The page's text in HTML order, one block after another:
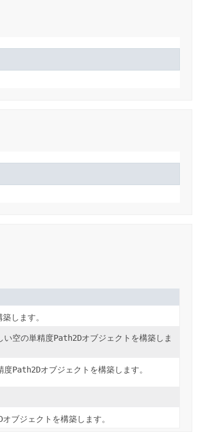
します。
い空の単精度Path2Dオブジェクトを構築しま
度Path2Dオブジェクトを構築します。
オブジェクトを構築します。